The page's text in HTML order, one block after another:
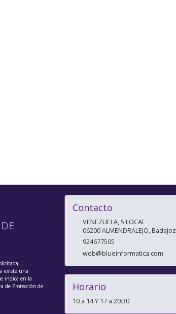
existe una
indica en la
de Protección de
Contacto
VENEZUELA, 5 LOCAL
06200ALMENDRALEJO,Badajoz
924677505
web@blueinformatica.com
Horario
10 a 14 Y 17 a 20:30